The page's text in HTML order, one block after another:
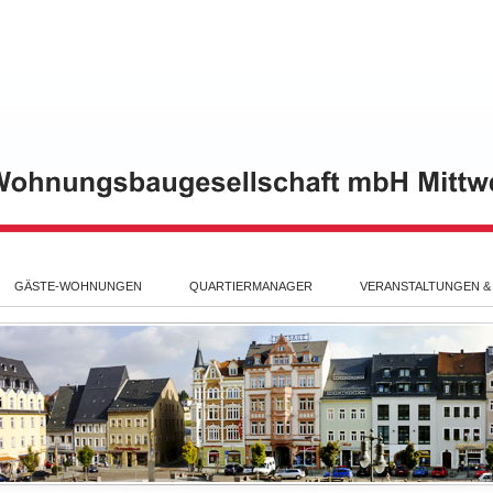
GÄSTE-WOHNUNGEN QUARTIERMANAGER VERANSTALTUNGEN